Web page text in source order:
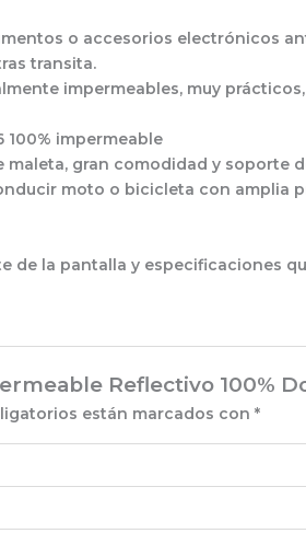
o accesorios electrónicos
transita.
impermeables, muy
100% impermeable
gran comodidad y soporte
moto o bicicleta con amplia
de la pantalla y especificaciones
Reflectivo 100%
están marcados con*